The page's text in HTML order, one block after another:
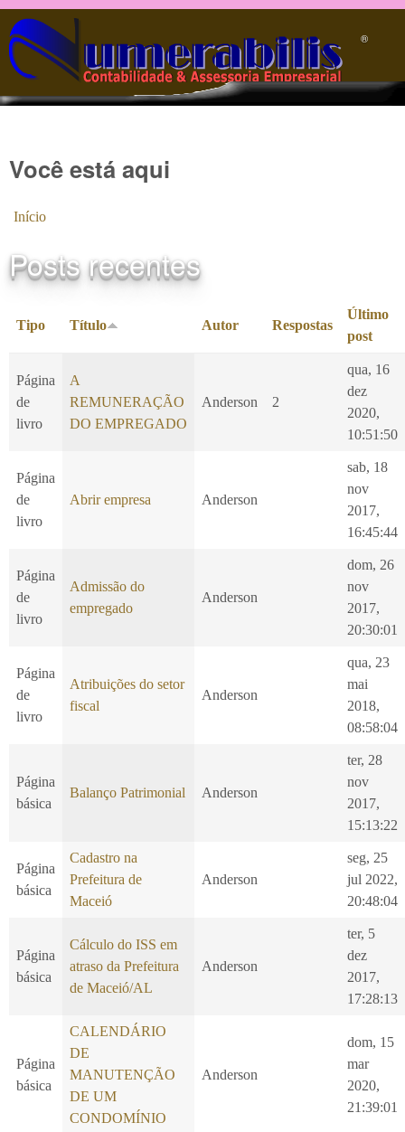
Pular para o conteúdo principal
®️
Você está aqui
Início
Posts recentes
Tipo Título Autor Respostas
Último
post
Página
de
livro
A
REMUNERAÇÃO
DO EMPREGADO
Anderson 2
qua, 16
dez
2020,
10:51:50
Página
de
livro
Abrir empresa Anderson
sab, 18
nov
2017,
16:45:44
Página
de
livro
Admissão do
empregado
Anderson
dom, 26
nov
2017,
20:30:01
Página
de
livro
Atribuições do setor
fiscal
Anderson
qua, 23
mai
2018,
08:58:04
Página
básica
Balanço Patrimonial Anderson
ter, 28
nov
2017,
15:13:22
Página
básica
Cadastro na
Prefeitura de
Maceió
Anderson
seg, 25
jul 2022,
20:48:04
Página
básica
Cálculo do ISS em
atraso da Prefeitura
de Maceió/AL
Anderson
ter, 5
dez
2017,
17:28:13
Página
básica
CALENDÁRIO
DE
MANUTENÇÃO
DE UM
CONDOMÍNIO
Anderson
dom, 15
mar
2020,
21:39:01